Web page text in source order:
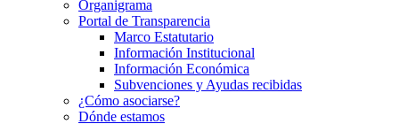
Organigrama
Portal de Transparencia
Marco Estatutario
Información Institucional
Información Económica
Subvenciones y Ayudas recibidas
¿Cómo asociarse?
Dónde estamos